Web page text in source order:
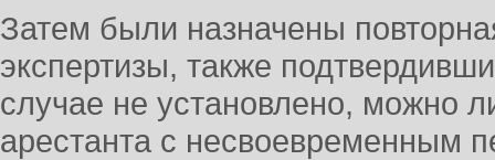
Затем были назначены
экспертизы, также
случае не установлено, можно
арестанта с несвоевременным